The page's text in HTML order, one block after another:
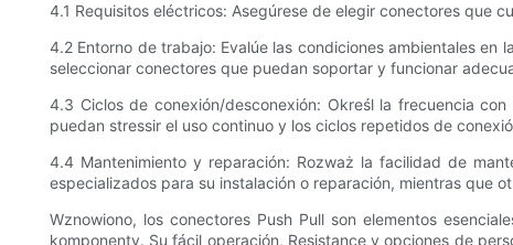
4.1 Requisitos eléctricos: Asegúrese de elegir conectores que
4.2 Entorno de trabajo: Evalúe las condiciones ambientales
seleccionar conectores que puedan soportar y funcionar
4.3 Ciclos de conexión/desconexión: Określ la frecuencia
puedan stressir el uso continuo y los ciclos repetidos de
4.4 Mantenimiento y reparación: Rozważ la facilidad de
especializados para su instalación o reparación, mientras que
Wznowiono, los conectores Push Pull son elementos
komponenty. Su fácil operación, Resistance y opciones de